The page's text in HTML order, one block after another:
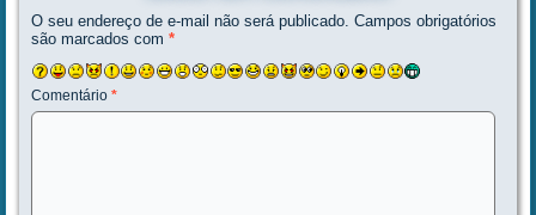
O seu endereço de e-mail não será publicado. Campos obrigatórios
são marcados com*
Comentário*